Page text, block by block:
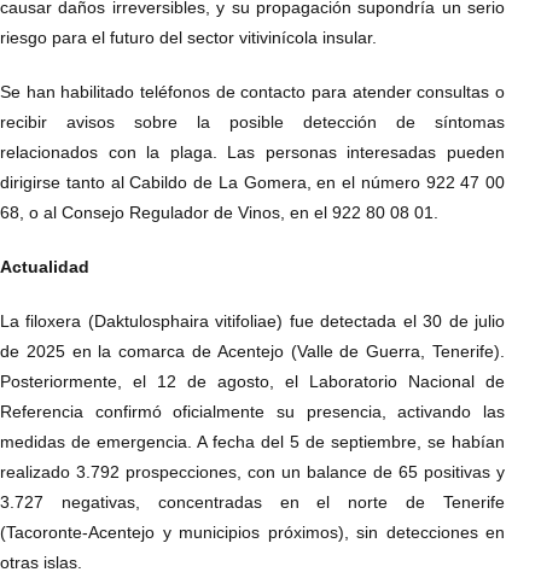
causar daños irreversibles, y su propagación supondría un serio
riesgo para el futuro del sector vitivinícola insular.
Se han habilitado teléfonos de contacto para atender consultas o
recibir avisos sobre la posible detección de síntomas
relacionados con la plaga. Las personas interesadas pueden
dirigirse tanto al Cabildo de La Gomera, en el número 922 47 00
68, o al Consejo Regulador de Vinos, en el 922 80 08 01.
Actualidad
La filoxera (Daktulosphaira vitifoliae) fue detectada el 30 de julio
de 2025 en la comarca de Acentejo (Valle de Guerra, Tenerife).
Posteriormente, el 12 de agosto, el Laboratorio Nacional de
Referencia confirmó oficialmente su presencia, activando las
medidas de emergencia. A fecha del 5 de septiembre, se habían
realizado 3.792 prospecciones, con un balance de 65 positivas y
3.727 negativas, concentradas en el norte de Tenerife
(Tacoronte-Acentejo y municipios próximos), sin detecciones en
otras islas.